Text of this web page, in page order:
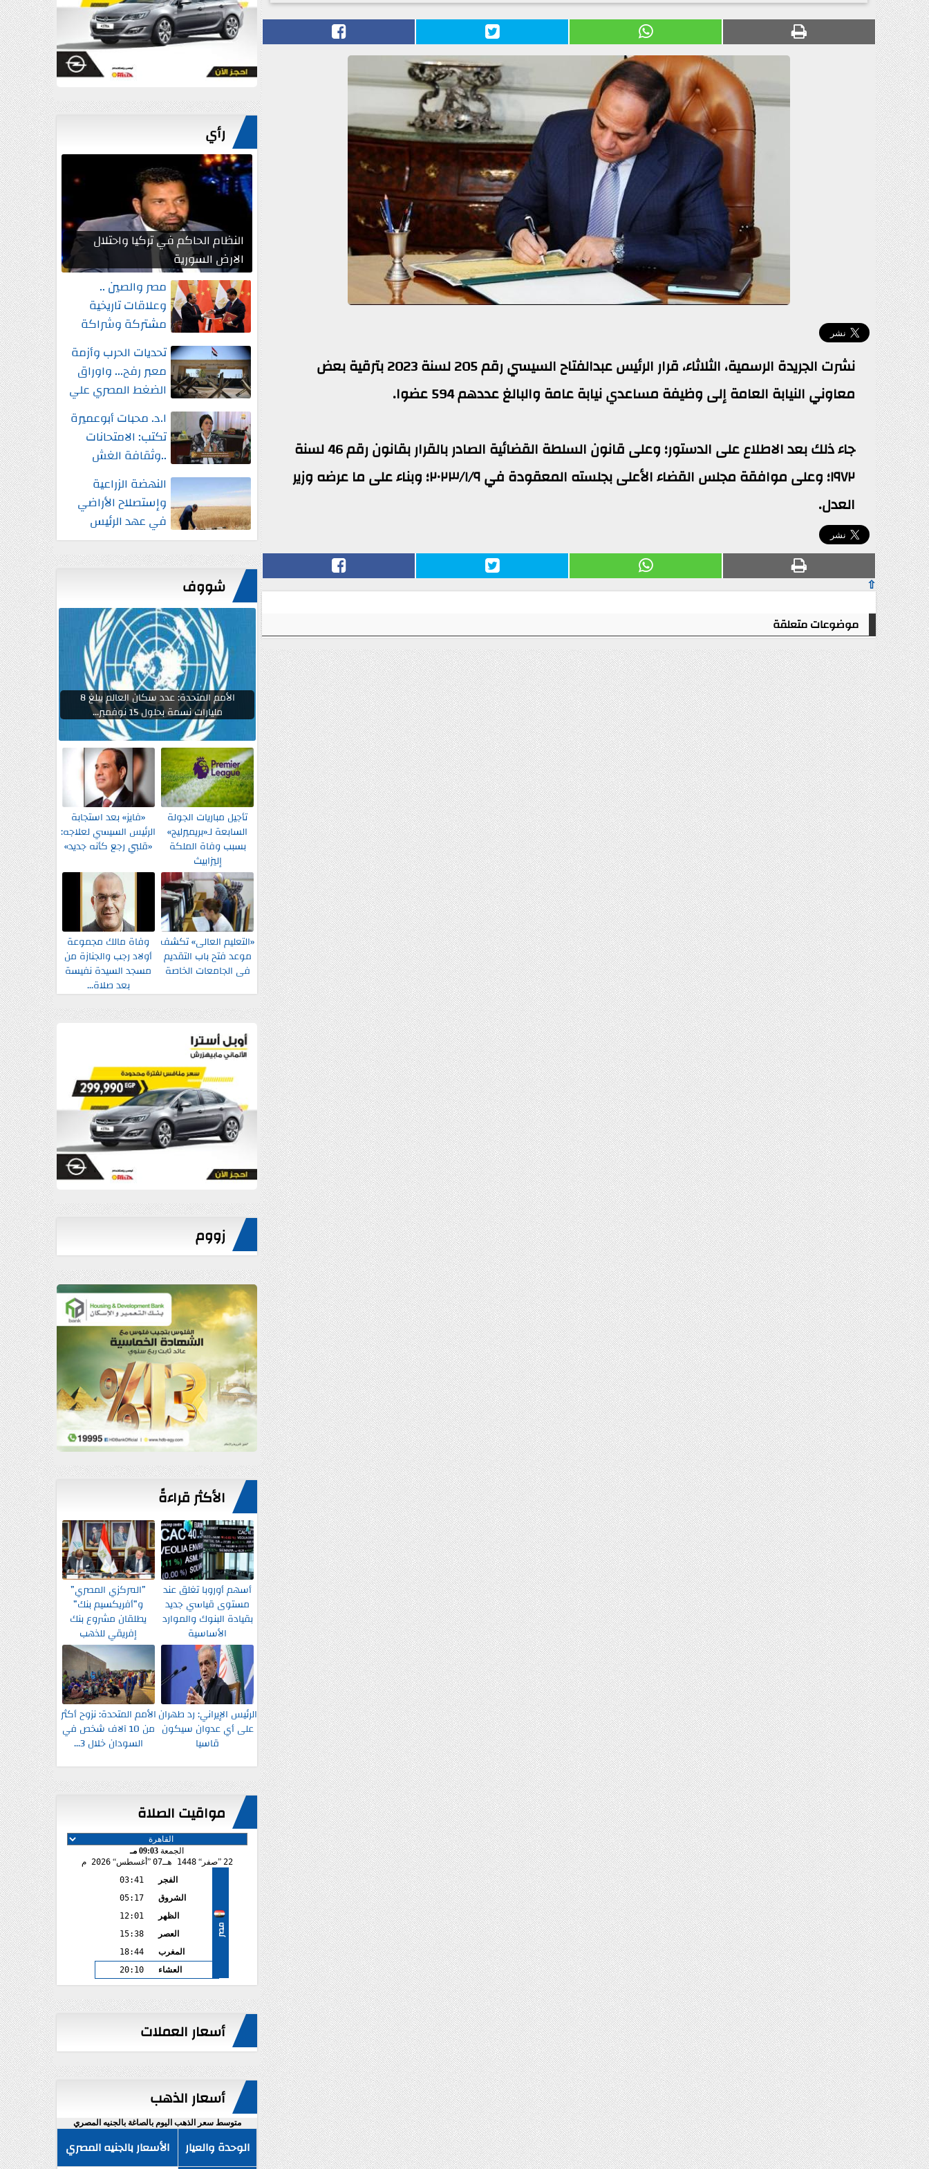
نشرت الجريدة الرسمية، الثلاثاء، قرار الرئيس عبدالفتاح السيسي رقم 205 لسنة 2023 بترقية بعض
معاوني النيابة العامة إلى وظيفة مساعدي نيابة عامة والبالغ عددهم 594 عضوا.
جاء ذلك بعد الاطلاع على الدستور؛ وعلى قانون السلطة القضائية الصادر بالقرار بقانون رقم 46 لسنة
١٩٧٢؛ وعلى موافقة مجلس القضاء الأعلى بجلسته المعقودة في ۲۰۲۳/۱/٩؛ وبناء على ما عرضه وزير
العدل.
⇧
موضوعات متعلقة
رأي
النظام الحاكم في تركيا واحتلال
الارض السورية
مصر والصين ..
وعلاقات تاريخية
مشتركة وشراكة
إستراتيجية شاملة
واستثمارات جديدةتحديات الحرب وأزمة
معبر رفح... واوراق
الضغط المصري علي
ا.د. محبات أبوعميرة
تكتب: الامتحانات
..وثقافة الغش
النهضة الزراعية
وإستصلاح الأراضي
في عهد الرئيس
السيسي
شووف
الأمم المتحدة: عدد سكان العالم يبلغ 8
مليارات نسمة بحلول 15 نوفمبر...
تأجيل مباريات الجولة
السابعة لـ«بريميرليج»
بسبب وفاة الملكة
إليزابيث
«فايز» بعد استجابة
الرئيس السيسي لعلاجه:
«قلبي رجع كأنه جديد»
«التعليم العالى» تكشف
موعد فتح باب التقديم
فى الجامعات الخاصة
وفاة مالك مجموعة
أولاد رجب والجنازة من
مسجد السيدة نفيسة
بعد صلاة...
زووم
الأكثر قراءةً
أسهم أوروبا تغلق عند
مستوى قياسي جديد
بقيادة البنوك والموارد
الأساسية
”المركزي المصري”
و”أفريكسيم بنك”
يطلقان مشروع بنك
إفريقي للذهب
الرئيس الإيراني: رد طهران
على أي عدوان سيكون
قاسيا
الأمم المتحدة: نزوح أكثر
من 10 آلاف شخص في
السودان خلال 3...
مواقيت الصلاة
الجمعة 09:03 مـ
22
صفر 1448 هـ 07 أغسطس 2026 م
مصر
الفجر
03:41
الشروق
05:17
الظهر
12:01
العصر
15:38
المغرب
18:44
العشاء
20:10
أسعار العملات
أسعار الذهب
متوسط سعر الذهب اليوم بالصاغة بالجنيه المصري
الوحدة والعيار الأسعار بالجنيه المصري